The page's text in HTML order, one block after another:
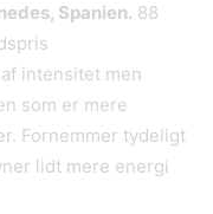
Spanien. 88
intensitet men
som er mere
Fornemmer tydeligt
lidt mere energi